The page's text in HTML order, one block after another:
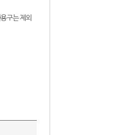
구는 제외